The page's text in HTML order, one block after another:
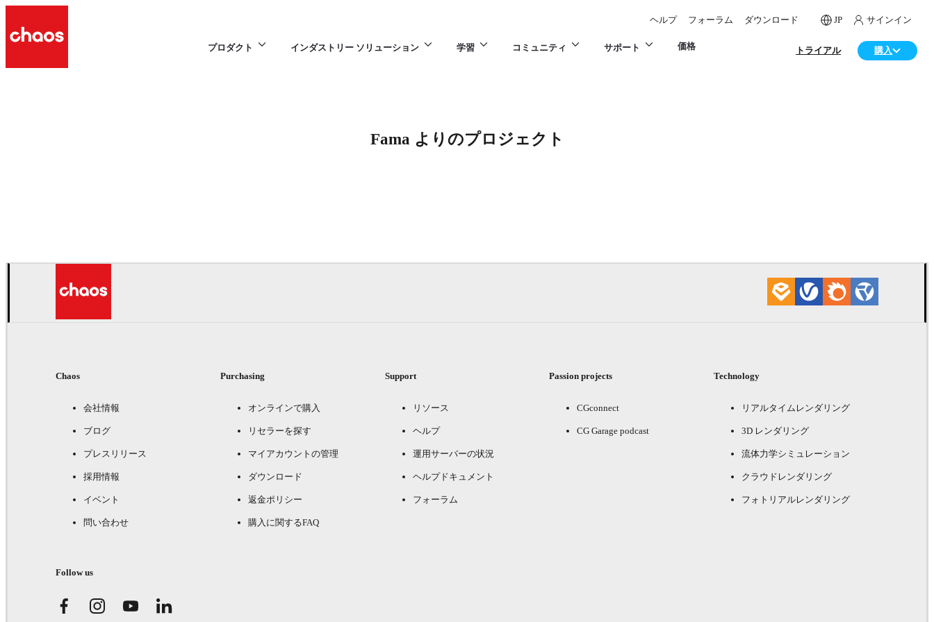
ヘルプ フォーラム ダウンロード JP サインイン
プロダクト インダストリー ソリューション 学習 コミュニティ サポート 価格 トライアル 購入
Fama よりのプロジェクト
Chaos
会社情報
ブログ
プレスリリース
採用情報
イベント
問い合わせ
Purchasing
オンラインで購入
リセラーを探す
マイアカウントの管理
ダウンロード
返金ポリシー
購入に関するFAQ
Support
リソース
ヘルプ
運用サーバーの状況
ヘルプドキュメント
フォーラム
Passion projects
CGconnect
CG Garage podcast
Technology
リアルタイムレンダリング
3D レンダリング
流体力学シミュレーション
クラウドレンダリング
フォトリアルレンダリング
Follow us